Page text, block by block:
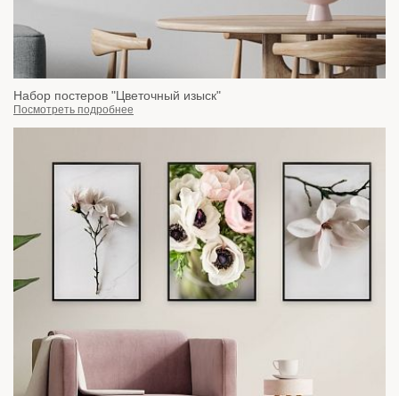
Набор постеров "Цветочный изыск"
Посмотреть подробнее